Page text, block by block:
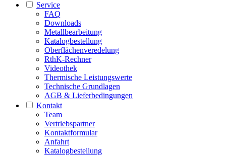
Service
FAQ
Downloads
Metallbearbeitung
Katalogbestellung
Oberflächenveredelung
RthK-Rechner
Videothek
Thermische Leistungswerte
Technische Grundlagen
AGB & Lieferbedingungen
Kontakt
Team
Vertriebspartner
Kontaktformular
Anfahrt
Katalogbestellung